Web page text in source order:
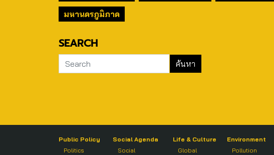
มหานครภูมิภาค
SEARCH
Public Policy
Politics
Social Agenda
Social
Life & Culture
Global
Environment
Pollution